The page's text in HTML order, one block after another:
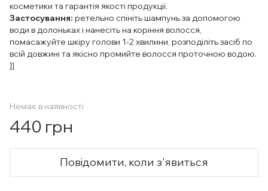
косметики та гарантія якості продукції.
Застосування: ретельно спініть шампунь за допомогою
води в долоньках і нанесіть на коріння волосся,
помасажуйте шкіру голови 1-2 хвилини, розподіліть засіб по
всій довжині та якісно промийте волосся проточною водою.
]]
Немає в наявності
440 грн
Повідомити, коли з'явиться